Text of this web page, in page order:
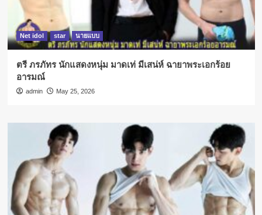
Net idol star นายแบบ
ตรี ภรภัทร นักแสดงหนุ่ม มาดเท่ มีเสน่ห์ ฉายาพระเอกร้อย
อารมณ์
admin May 25, 2026